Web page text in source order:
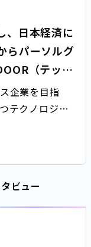
、日本経済に
らパーソルグ
（テック
企業を目指
テクノロジー
ビュー